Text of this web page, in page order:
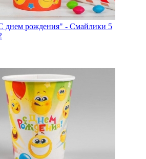
днем рождения" - Смайлики 5